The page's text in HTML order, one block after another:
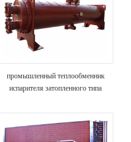
промышленный теплообменник
испарителя затопленного типа